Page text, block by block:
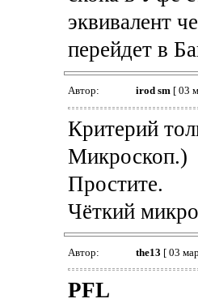
эквивалент
перейдет в
Автор: irod sm[ 03
Критерий
Микроскоп.)
Простите.
Чёткий
Автор: the13 [ 03
PFL